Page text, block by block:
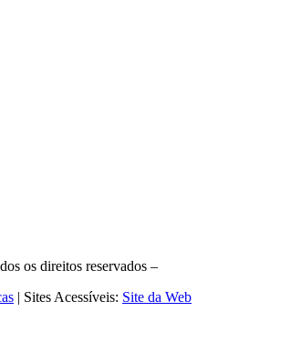
os direitos reservados –
| Sites Acessíveis: Site da Web